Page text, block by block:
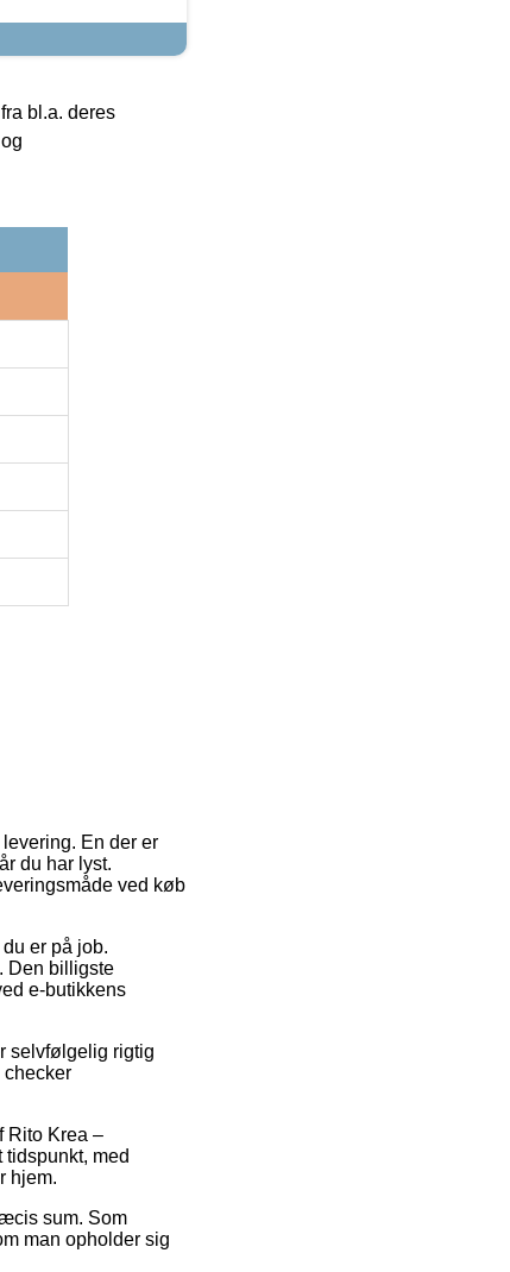
bl.a. deres
En der er
du har lyst.
ved køb
er på job.
Den billigste
e-butikkens
selvfølgelig rigtig
checker
Rito Krea –
med
hjem.
sum. Som
man opholder sig